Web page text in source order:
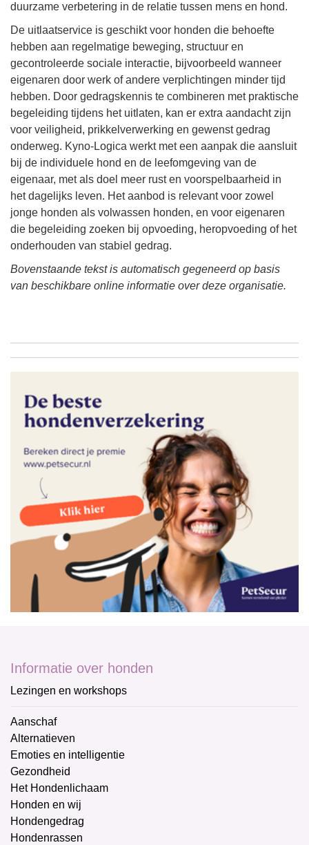
duurzame verbetering in de relatie tussen mens en hond.
De uitlaatservice is geschikt voor honden die behoefte
hebben aan regelmatige beweging, structuur en
gecontroleerde sociale interactie, bijvoorbeeld wanneer
eigenaren door werk of andere verplichtingen minder tijd
hebben. Door gedragskennis te combineren met praktische
begeleiding tijdens het uitlaten, kan er extra aandacht zijn
voor veiligheid, prikkelverwerking en gewenst gedrag
onderweg. Kyno-Logica werkt met een aanpak die aansluit
bij de individuele hond en de leefomgeving van de
eigenaar, met als doel meer rust en voorspelbaarheid in
het dagelijks leven. Het aanbod is relevant voor zowel
jonge honden als volwassen honden, en voor eigenaren
die begeleiding zoeken bij opvoeding, heropvoeding of het
onderhouden van stabiel gedrag.
Bovenstaande tekst is automatisch gegeneerd op basis
van beschikbare online informatie over deze organisatie.
Informatie over honden
Lezingen en workshops
Aanschaf
Alternatieven
Emoties en intelligentie
Gezondheid
Het Hondenlichaam
Honden en wij
Hondengedrag
Hondenrassen